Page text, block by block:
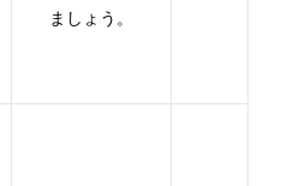
ましょう。